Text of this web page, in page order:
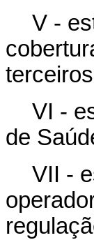
V -
VI -
de
VII -